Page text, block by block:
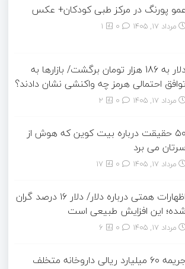
عمو پورنگ در مرکز طبی کودکان+ عکس
مرداد ۱۷, ۱۴۰۵ 1
دلار به 186 هزار تومان برگشت/ بازارها به
توافق احتمالی هرمز چه واکنشی نشان دادند؟
مرداد ۱۷, ۱۴۰۵ 2
۵۰ حقیقت درباره بیت کوین که هوش از
سرتان می برد
مرداد ۱۷, ۱۴۰۵ 17
اظهارات همتی درباره دلار/ دلار ۱۶ درصد گران
شده؛ این افزایش طبیعی است
مرداد ۱۷, ۱۴۰۵ 6
میلیارد ریالی داروخانه متخلف